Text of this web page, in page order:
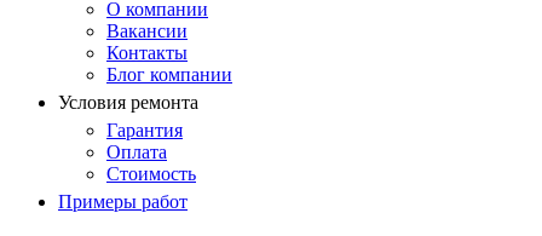
О компании
Вакансии
Контакты
Блог компании
Условия ремонта
Гарантия
Оплата
Стоимость
Примеры работ